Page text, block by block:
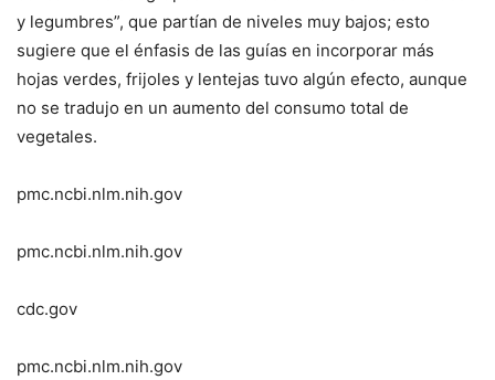
y legumbres”, que partían de niveles muy bajos; esto
sugiere que el énfasis de las guías en incorporar más
hojas verdes, frijoles y lentejas tuvo algún efecto, aunque
no se tradujo en un aumento del consumo total de
vegetales.
pmc.ncbi.nlm.nih.gov
pmc.ncbi.nlm.nih.gov
cdc.gov
pmc.ncbi.nlm.nih.gov